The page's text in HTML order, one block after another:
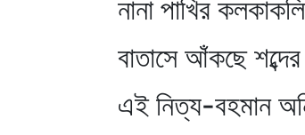
নানা পাখির
বাতাসে আঁকছে
এই নিত্য-বহমান